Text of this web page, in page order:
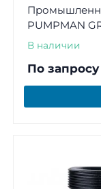
PUMPMAN
В наличии
По запросу